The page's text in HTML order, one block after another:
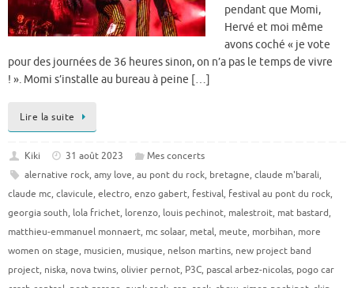
pendant que Momi,
Hervé et moi même
avons coché « je vote
pour des journées de 36 heures sinon, on n’a pas le temps de vivre
! ». Momi s’installe au bureau à peine […]
Lire la suite
Kiki 31 août 2023
Mes concerts
alernative rock, amy love, au pont du rock, bretagne, claude m'barali,
claude mc, clavicule, electro, enzo gabert, festival, festival au pont du rock,
georgia south, lola frichet, lorenzo, louis pechinot, malestroit, mat bastard,
matthieu-emmanuel monnaert, mc solaar, metal, meute, morbihan, more
women on stage, musicien, musique, nelson martins, new project band
project, niska, nova twins, olivier pernot, P3C, pascal arbez-nicolas, pogo car